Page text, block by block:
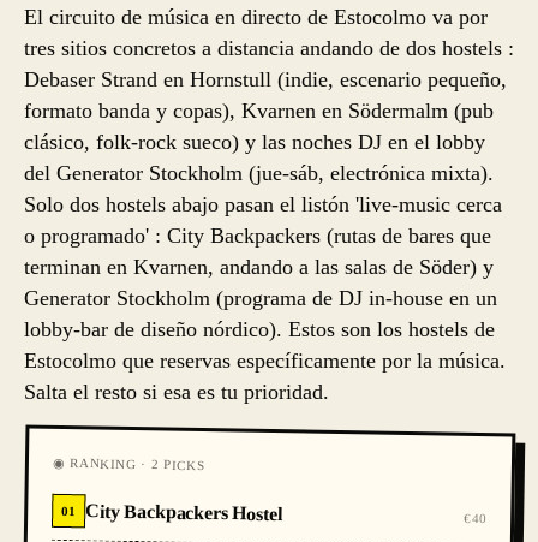
El circuito de música en directo de Estocolmo va por
tres sitios concretos a distancia andando de dos hostels :
Debaser Strand en Hornstull (indie, escenario pequeño,
formato banda y copas), Kvarnen en Södermalm (pub
clásico, folk-rock sueco) y las noches DJ en el lobby
del Generator Stockholm (jue-sáb, electrónica mixta).
Solo dos hostels abajo pasan el listón 'live-music cerca
o programado' : City Backpackers (rutas de bares que
terminan en Kvarnen, andando a las salas de Söder) y
Generator Stockholm (programa de DJ in-house en un
lobby-bar de diseño nórdico). Estos son los hostels de
Estocolmo que reservas específicamente por la música.
Salta el resto si esa es tu prioridad.
◉ RANKING · 2 PICKS
01 City Backpackers Hostel €40